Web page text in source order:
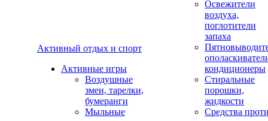
Активный отдых и спорт
Активные игры
Воздушные
змеи, тарелки,
бумеранги
Мыльные
Освежители
воздуха,
поглотители
запаха
кондиционеры
Стиральные
порошки,
жидкости
Средства